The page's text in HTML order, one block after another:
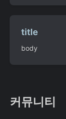
title
body
커뮤니티